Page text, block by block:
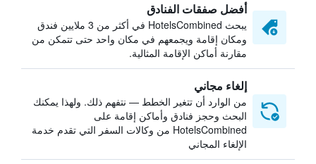
أفضل صفقات الفنادق
يبحث HotelsCombined في أكثر من 3 ملايين فندق
ومكان إقامة ويجمعهم في مكان واحد حتى تتمكن من
مقارنة أماكن الإقامة المثالية.
إلغاء مجاني
من الوارد أن تتغير الخطط — نتفهم ذلك. ولهذا يمكنك
البحث وحجز فنادق وأماكن إقامة على
HotelsCombined من وكالات السفر التي تقدم خدمة
الإلغاء المجاني